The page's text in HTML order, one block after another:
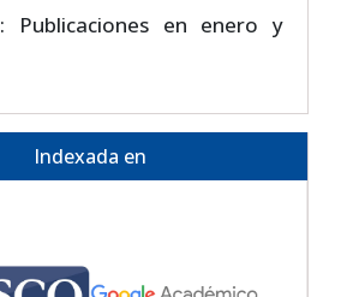
: Publicaciones en enero y
Indexada en